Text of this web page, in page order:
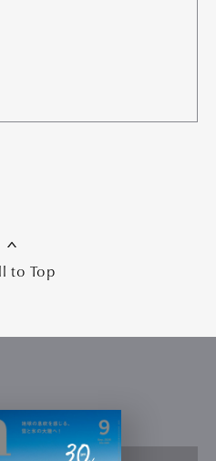
to Top